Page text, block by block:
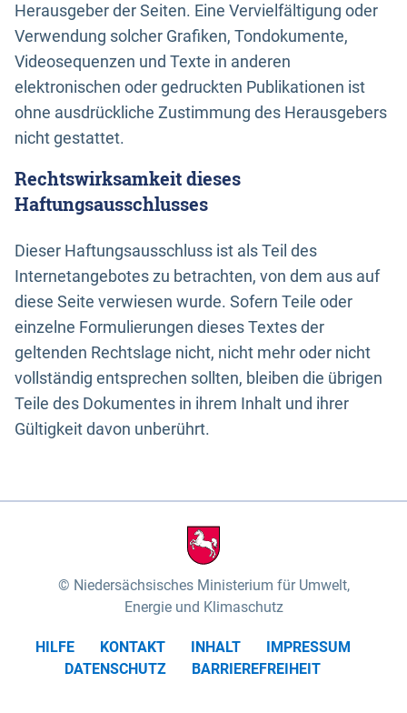
Herausgeber der Seiten. Eine Vervielfältigung oder
Verwendung solcher Grafiken, Tondokumente,
Videosequenzen und Texte in anderen
elektronischen oder gedruckten Publikationen ist
ohne ausdrückliche Zustimmung des Herausgebers
nicht gestattet.
Rechtswirksamkeit dieses
Haftungsausschlusses
Dieser Haftungsausschluss ist als Teil des
Internetangebotes zu betrachten, von dem aus auf
diese Seite verwiesen wurde. Sofern Teile oder
einzelne Formulierungen dieses Textes der
geltenden Rechtslage nicht, nicht mehr oder nicht
vollständig entsprechen sollten, bleiben die übrigen
Teile des Dokumentes in ihrem Inhalt und ihrer
Gültigkeit davon unberührt.
Niedersächsisches Ministerium für Umwelt,
Energie und Klimaschutz
HILFE KONTAKT INHALT
IMPRESSUM
DATENSCHUTZ
BARRIEREFREIHEIT